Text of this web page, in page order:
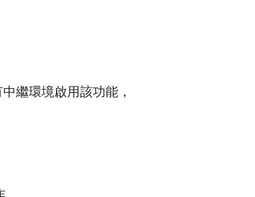
繼環境啟用該功能，